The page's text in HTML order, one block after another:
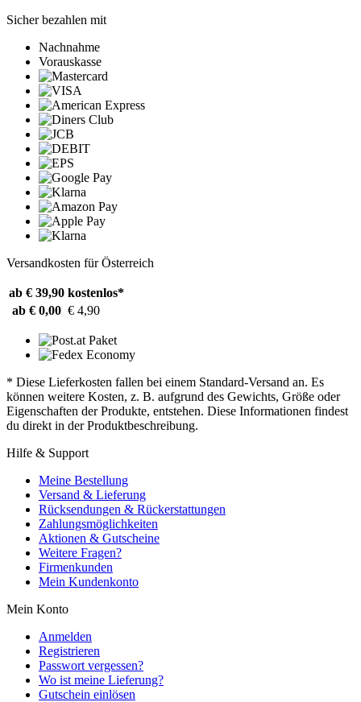
Sicher bezahlen mit
Nachnahme
Vorauskasse
Versandkosten für Österreich
ab € 39,90 kostenlos*
ab € 0,00 € 4,90
* Diese Lieferkosten fallen bei einem Standard-Versand an. Es
können weitere Kosten, z. B. aufgrund des Gewichts, Größe oder
Eigenschaften der Produkte, entstehen. Diese Informationen findest
du direkt in der Produktbeschreibung.
Hilfe & Support
Meine Bestellung
Versand & Lieferung
Rücksendungen & Rückerstattungen
Zahlungsmöglichkeiten
Aktionen & Gutscheine
Weitere Fragen?
Firmenkunden
Mein Kundenkonto
Mein Konto
Anmelden
Registrieren
Passwort vergessen?
Wo ist meine Lieferung?
Gutschein einlösen